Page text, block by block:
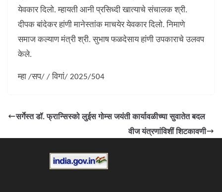
येवकार दिलो. म्हायती आनी प्रसिध्दी खात्याचे संचालक श्री.
दीपक बांदेकर हांणी मानेस्तांक माचयेर येवकार दिलो. निमाणे
समाज कल्याण मंत्री श्री. सुभाष फळदेसाय हांणी उपकाराचे उलवप
केले.
म्हा /सप/ / विगां/ 2025/504
सर्गेस्त डॉ. फ्रान्सिस्को लुईस गोम्स जयंती कार्यावळीच्या सुवातेत बदल
वीज यंत्रणांविशीं शिटकावणी